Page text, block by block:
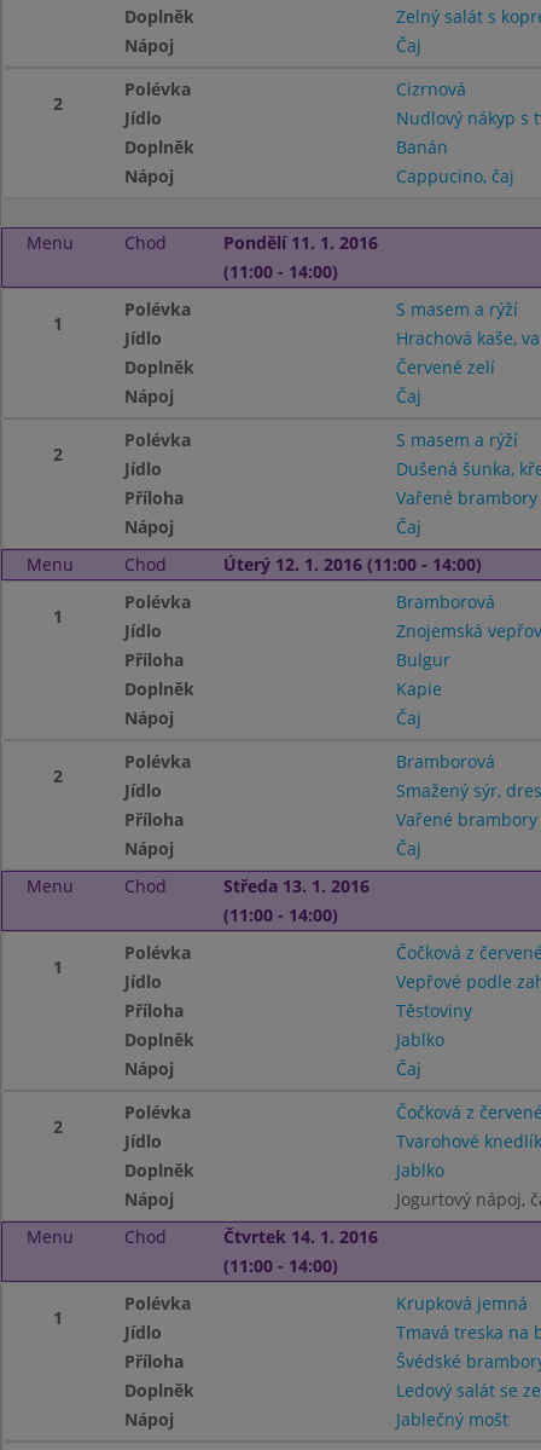
Doplněk
Zelný salát s
Nápoj
Čaj
2
Polévka
Cizrnová
Jídlo
Nudlový nákyp s
Doplněk
Banán
Nápoj
Cappucino, čaj
Menu Chod
Pondělí 11. 1. 2016
(11:00 - 14:00)
1
Polévka
S masem a rýží
Jídlo
Hrachová kaše,
Doplněk
Červené zelí
Nápoj
Čaj
2
Polévka
S masem a rýží
Jídlo
Dušená šunka,
Příloha
Vařené brambory
Nápoj
Čaj
Menu
Chod Úterý 12. 1. 2016 (11:00 - 14:00)
1
Polévka
Bramborová
Jídlo
Znojemská
Příloha
Bulgur
Doplněk
Kapie
Nápoj
Čaj
2
Polévka
Bramborová
Jídlo
Smažený sýr,
Příloha
Vařené
Nápoj
Čaj
Menu
Chod
Středa 13. 1. 2016
(11:00 - 14:00)
1
Polévka
Čočková z
Jídlo
Vepřové podle
Příloha
Těstoviny
Doplněk
Jablko
Nápoj
Čaj
2
Polévka
Čočková z
Jídlo
Tvarohové
Doplněk
Jablko
Nápoj
Jogurtový nápoj,
Menu
Chod
Čtvrtek 14. 1. 2016
(11:00 - 14:00)
1
Polévka
Krupková jemná
Jídlo
Tmavá treska na
Příloha
Švédské
Doplněk
Ledový salát se
Nápoj
Jablečný mošt